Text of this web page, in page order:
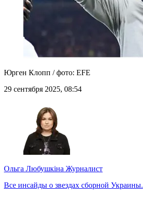
Юрген Клопп / фото: EFE
29 сентября 2025, 08:54
Ольга Любушкіна Журналист
Все инсайды о звездах сборной Украины.